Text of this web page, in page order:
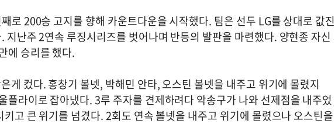
로 200승 고지를 향해 카운트다운을 시작했다. 팀은 선두 LG를 상대로 값진
지난주 2연속 루징시리즈를 벗어나며 반등의 발판을 마련했다. 양현종 자신
에 승리를 했다.
게 컸다. 홍창기 볼넷, 박해민 안타, 오스틴 볼넷을 내주고 위기에 몰렸지
플라이로 잡아냈다. 3루 주자를 견제하려다 악송구가 나와 선제점을 내주었
고 큰 위기를 넘겼다. 2회도 연속 볼넷을 내주고 위기에 몰렸으나 오스틴을